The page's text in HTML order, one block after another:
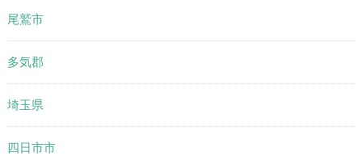
尾鷲市
多気郡
埼玉県
四日市市